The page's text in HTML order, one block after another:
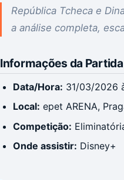
República Tcheca e
a análise completa,
Informações da Partida
Data/Hora: 31/03/2026
Local: epet ARENA,
Competição:
Onde assistir: Disney+